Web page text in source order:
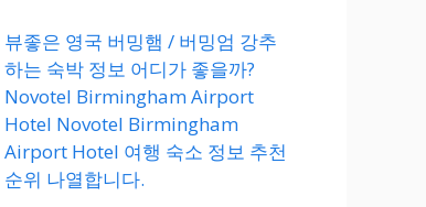
뷰좋은 영국 버밍햄 / 버밍엄 강추
하는 숙박 정보 어디가 좋을까?
Novotel Birmingham Airport
Hotel Novotel Birmingham
Airport Hotel 여행 숙소 정보 추천
순위 나열합니다.